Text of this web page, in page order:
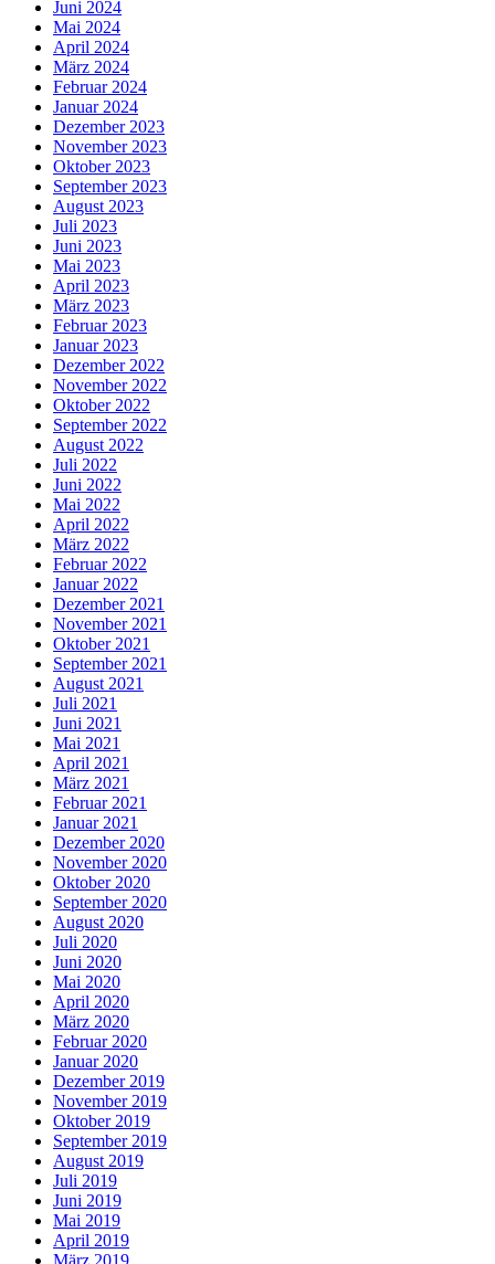
Juni 2024
Mai 2024
April 2024
März 2024
Februar 2024
Januar 2024
Dezember 2023
November 2023
Oktober 2023
September 2023
August 2023
Juli 2023
Juni 2023
Mai 2023
April 2023
März 2023
Februar 2023
Januar 2023
Dezember 2022
November 2022
Oktober 2022
September 2022
August 2022
Juli 2022
Juni 2022
Mai 2022
April 2022
März 2022
Februar 2022
Januar 2022
Dezember 2021
November 2021
Oktober 2021
September 2021
August 2021
Juli 2021
Juni 2021
Mai 2021
April 2021
März 2021
Februar 2021
Januar 2021
Dezember 2020
November 2020
Oktober 2020
September 2020
August 2020
Juli 2020
Juni 2020
Mai 2020
April 2020
März 2020
Februar 2020
Januar 2020
Dezember 2019
November 2019
Oktober 2019
September 2019
August 2019
Juli 2019
Juni 2019
Mai 2019
April 2019
März 2019